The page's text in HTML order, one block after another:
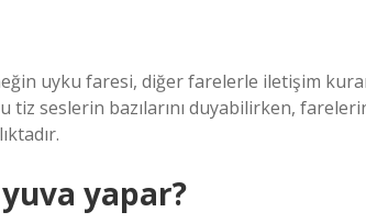
uyku faresi, diğer farelerle iletişim
seslerin bazılarını duyabilirken, farelerin
yapar?